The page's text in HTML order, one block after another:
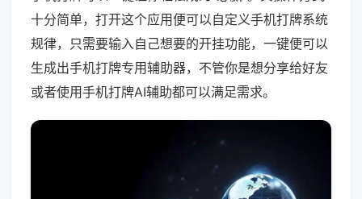
十分简单，打开这个应用便可以自定义手机打牌系统
规律，只需要输入自己想要的开挂功能，一键便可以
生成出手机打牌专用辅助器，不管你是想分享给好友
或者使用手机打牌AI辅助都可以满足需求。